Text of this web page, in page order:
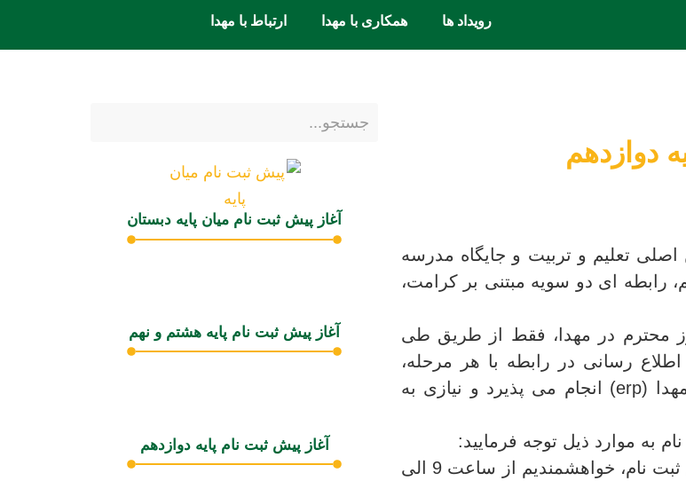
رویداد ها همکاری با مهدا ارتباط با مهدا
دوازدهم
اصلی تعلیم و تربیت و جایگاه مدرسه
رابطه ای دو سویه مبتنی بر کرامت،
محترم در مهدا، فقط از طریق طی
­رسانی در رابطه با هر مرحله،
توسط مدرسه از طریق سامانه جامع مدیریت مهدا (erp) انجام می پذیرد و نیازی به
به موارد ذیل توجه فرمایید:
در صورت بروز مشکل در انجام فرآیند پیش ثبت­ نام، خواهشمندیم از ساعت 9 الی
آغاز پیش ثبت نام میان پایه دبستان
آغاز پیش ثبت نام پایه هشتم و نهم
آغاز پیش ثبت نام پایه دوازدهم